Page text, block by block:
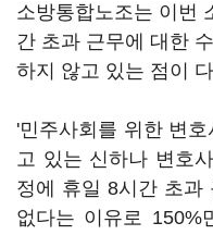
소방통합노조는 이번
간 초과 근무에 대한
하지 않고 있는 점이
'민주사회를 위한 변
고 있는 신하나 변호
정에 휴일 8시간 초과
없다는 이유로 150%